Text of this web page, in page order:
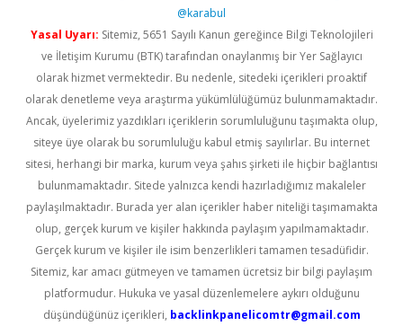
@karabul
Yasal Uyarı: Sitemiz, 5651 Sayılı Kanun gereğince Bilgi Teknolojileri
ve İletişim Kurumu (BTK) tarafından onaylanmış bir Yer Sağlayıcı
olarak hizmet vermektedir. Bu nedenle, sitedeki içerikleri proaktif
olarak denetleme veya araştırma yükümlülüğümüz bulunmamaktadır.
Ancak, üyelerimiz yazdıkları içeriklerin sorumluluğunu taşımakta olup,
siteye üye olarak bu sorumluluğu kabul etmiş sayılırlar. Bu internet
sitesi, herhangi bir marka, kurum veya şahıs şirketi ile hiçbir bağlantısı
bulunmamaktadır. Sitede yalnızca kendi hazırladığımız makaleler
paylaşılmaktadır. Burada yer alan içerikler haber niteliği taşımamakta
olup, gerçek kurum ve kişiler hakkında paylaşım yapılmamaktadır.
Gerçek kurum ve kişiler ile isim benzerlikleri tamamen tesadüfidir.
Sitemiz, kar amacı gütmeyen ve tamamen ücretsiz bir bilgi paylaşım
platformudur. Hukuka ve yasal düzenlemelere aykırı olduğunu
düşündüğünüz içerikleri, backlinkpanelicomtr@gmail.com